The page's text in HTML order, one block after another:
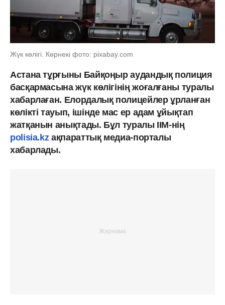
Жүк көлігі. Көрнекі фото: pixabay.com
Астана тұрғыны Байқоңыр аудандық полиция
басқармасына жүк көлігінің жоғалғаны туралы
хабарлаған. Елордалық полицейлер ұрланған
көлікті тауып, ішінде мас ер адам ұйықтап
жатқанын анықтады. Бұл туралы IIM-нің
polisia.kzақпараттық медиа-порталы
хабарлады.